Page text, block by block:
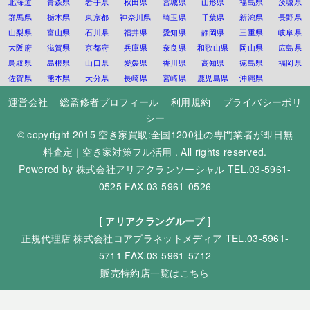
群馬県
栃木県 東京都 神奈川県 埼玉県 千葉県 新潟県
長野県
山梨県
富山県 石川県 福井県 愛知県 静岡県 三重県
岐阜県
大阪府
滋賀県 京都府 兵庫県 奈良県 和歌山県 岡山県
広島県
鳥取県
島根県 山口県 愛媛県 香川県 高知県 徳島県
福岡県
佐賀県
熊本県 大分県 長崎県 宮崎県 鹿児島県 沖縄県
運営会社 総監修者プロフィール 利用規約
プライバシーポリ
シー
© copyright 2015 空き家買取:全国1200社の専門業者が即日無
料査定｜空き家対策フル活用 . All rights reserved.
Powered by 株式会社アリアクランソーシャル TEL.03-5961-
0525 FAX.03-5961-0526
[ アリアクラングループ]
正規代理店株式会社コアプラネットメディア TEL.03-5961-
5711 FAX.03-5961-5712
販売特約店一覧はこちら